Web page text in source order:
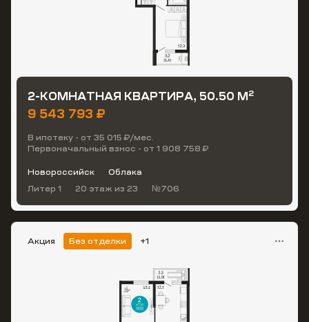
2-КОМНАТНАЯ КВАРТИРА, 50.50 М2
9 543 793 ₽
В ипотеку - от 35 015 ₽/мес.
Первоначальный взнос - от 1 908 758 ₽
Новороссийск
Облака
Литер 1
20 этаж из 23 №706
Акция Без отделки +1